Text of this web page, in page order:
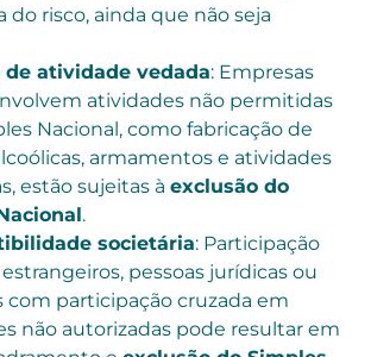
do risco, ainda que não seja
de atividade vedada: Empresas
atividades não permitidas
Nacional, como fabricação de
armamentos e atividades
estão sujeitas à exclusão do
.
societária: Participação
pessoas jurídicas ou
com participação cruzada em
não autorizadas pode resultar em